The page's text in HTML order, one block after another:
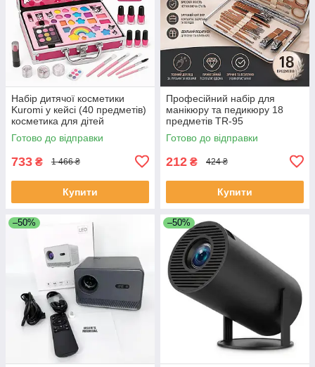
Набір дитячої косметики
Kuromi у кейсі (40 предметів)
косметика для дітей
косметика дитяча YF-93
Готово до відправки
733 ₴ 1 466 ₴
Купити
Професійний набір для
манікюру та педикюру 18
предметів TR-95
Готово до відправки
212 ₴ 424 ₴
Купити
–50% –50%